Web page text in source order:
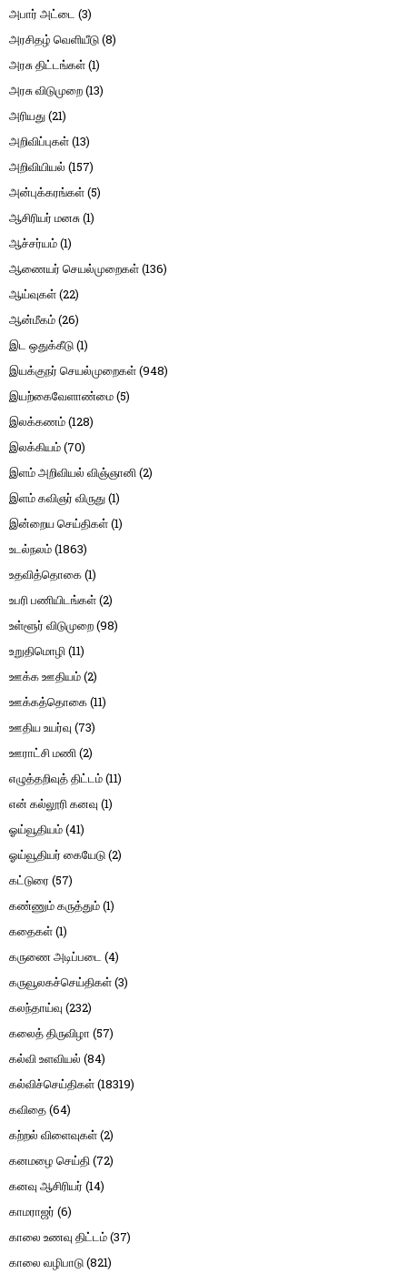
அபார் அட்டை (3)
அரசிதழ் வெளியீடு(8)
அரசு திட்டங்கள்(1)
அரசு விடுமுறை(13)
அரியது(21)
அறிவிப்புகள்(13)
அறிவியியல் (157)
அன்புக்கரங்கள்(5)
ஆசிரியர் மனசு(1)
ஆச்சர்யம்(1)
ஆணையர் செயல்முறைகள்(136)
ஆய்வுகள்(22)
ஆன்மீகம்(26)
இட ஒதுக்கீடு(1)
இயக்குநர் செயல்முறைகள்(948)
இயற்கைவேளாண்மை(5)
இலக்கணம்(128)
இலக்கியம்(70)
இளம் அறிவியல் விஞ்ஞானி(2)
இளம் கவிஞர் விருது(1)
இன்றைய செய்திகள்(1)
உடல்நலம்(1863)
உதவித்தொகை(1)
உபரி பணியிடங்கள்(2)
உள்ளூர் விடுமுறை(98)
உறுதிமொழி(11)
ஊக்க ஊதியம்(2)
ஊக்கத்தொகை(11)
ஊதிய உயர்வு (73)
ஊராட்சி மணி(2)
எழுத்தறிவுத் திட்டம்(11)
என் கல்லூரி கனவு (1)
ஓய்வூதியம்(41)
ஓய்வூதியர் கையேடு(2)
கட்டுரை (57)
கண்ணும் கருத்தும்(1)
கதைகள்(1)
கருணை அடிப்படை (4)
கருவூலகச்செய்திகள்(3)
கலந்தாய்வு (232)
கலைத் திருவிழா (57)
கல்வி உளவியல் (84)
கல்விச்செய்திகள்(18319)
கவிதை(64)
கற்றல் விளைவுகள்(2)
கனமழை செய்தி(72)
கனவு ஆசிரியர் (14)
காமராஜர் (6)
காலை உணவு திட்டம்(37)
காலை வழிபாடு(821)